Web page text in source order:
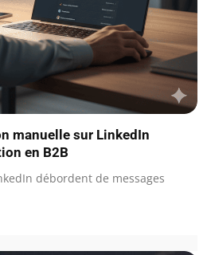
manuelle sur LinkedIn
en B2B
débordent de messages